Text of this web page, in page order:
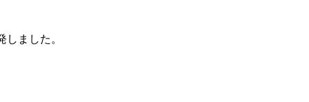
ました。